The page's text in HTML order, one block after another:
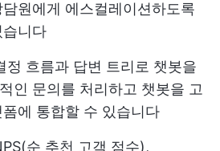
원에게 에스컬레이션하도록
니다
정 흐름과 답변 트리로 챗봇을
인 문의를 처리하고 챗봇을 고
에 통합할 수 있습니다
순 추천 고객 점수),